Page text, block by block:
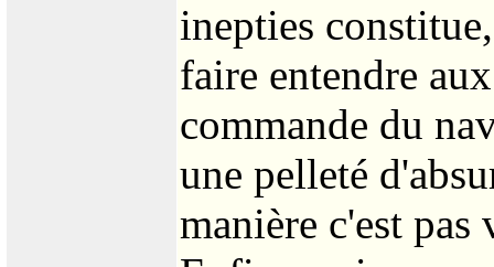
inepties
faire entendre
commande du
une pelleté
manière c'est